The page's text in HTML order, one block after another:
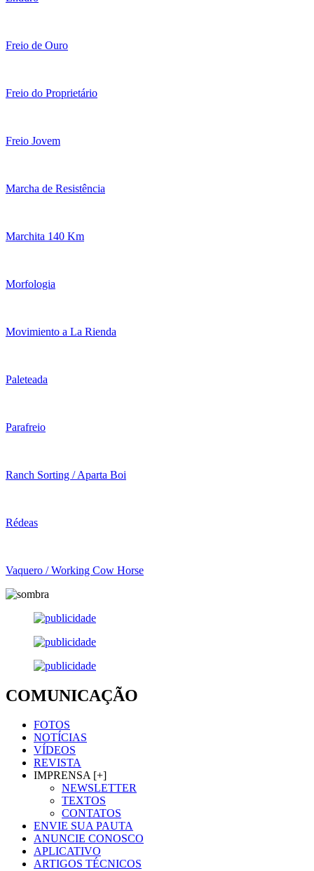
Freio de Ouro
Freio do Proprietário
Freio Jovem
Marcha de Resistência
Marchita 140 Km
Morfologia
Movimiento a La Rienda
Paleteada
Parafreio
Ranch Sorting / Aparta Boi
Rédeas
Vaquero / Working Cow Horse
COMUNICAÇÃO
FOTOS
NOTÍCIAS
VÍDEOS
REVISTA
IMPRENSA [+]
NEWSLETTER
TEXTOS
CONTATOS
ENVIE SUA PAUTA
ANUNCIE CONOSCO
APLICATIVO
ARTIGOS TÉCNICOS